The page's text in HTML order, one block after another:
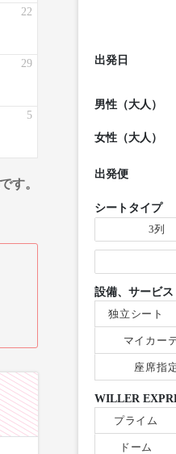
22
29
5
す。
出発日
男性（大人）
女性（大人）
出発便
シートタイプ
3列
設備、サービス
独立シート
マイカー
座席指
WILLER
プライム
ドーム